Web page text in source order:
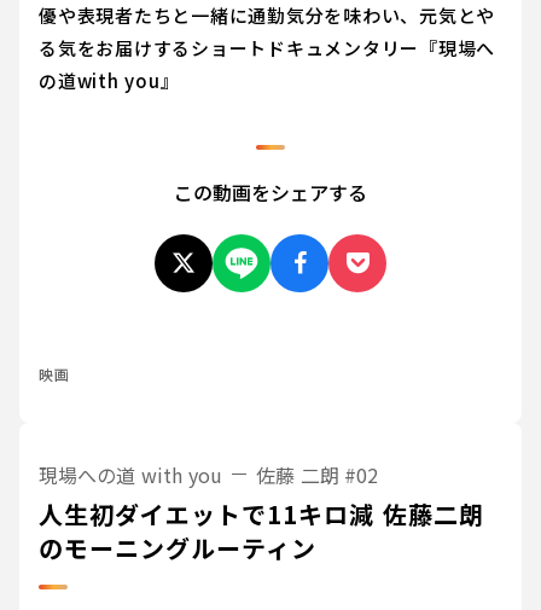
現場への道 with you 佐藤 二朗 #02
人生初ダイエットで11キロ減 佐藤二朗
のモーニングルーティン
優や表現者たちと一緒に通勤気分を味わい、元気とや
る気をお届けするショートドキュメンタリー『現場へ
の道with you』
この動画をシェアする
映画